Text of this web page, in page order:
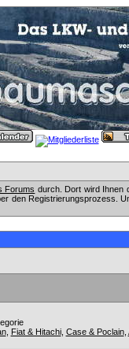
Forums durch. Dort wird Ihnen
den Registrierungsprozess.
, Fiat & Hitachi, Case & Poclain,